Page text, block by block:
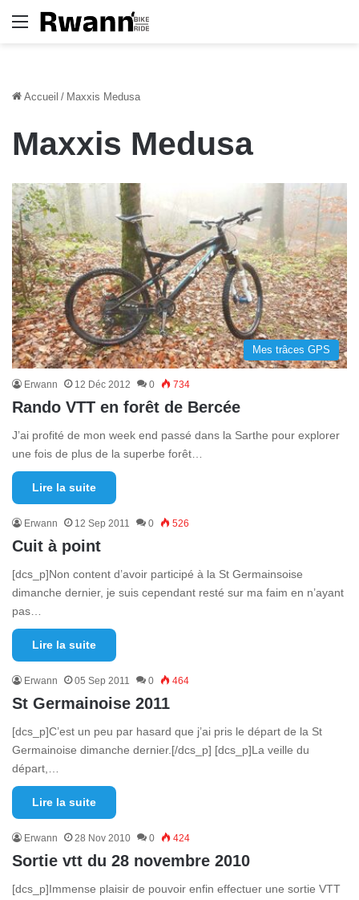
Menu
Accueil / Maxxis Medusa
Maxxis Medusa
Mes trâces GPS
Erwann 12 Déc 2012 0 734
Rando VTT en forêt de Bercée
J’ai profité de mon week end passé dans la Sarthe pour explorer
une fois de plus de la superbe forêt…
Lire la suite
Erwann 12 Sep 2011 0 526
Cuit à point
[dcs_p]Non content d’avoir participé à la St Germainsoise
dimanche dernier, je suis cependant resté sur ma faim en n’ayant
pas…
Lire la suite
Erwann 05 Sep 2011 0 464
St Germainoise 2011
[dcs_p]C’est un peu par hasard que j’ai pris le départ de la St
Germainoise dimanche dernier.[/dcs_p] [dcs_p]La veille du
départ,…
Lire la suite
Erwann 28 Nov 2010 0 424
Sortie vtt du 28 novembre 2010
[dcs_p]Immense plaisir de pouvoir enfin effectuer une sortie VTT